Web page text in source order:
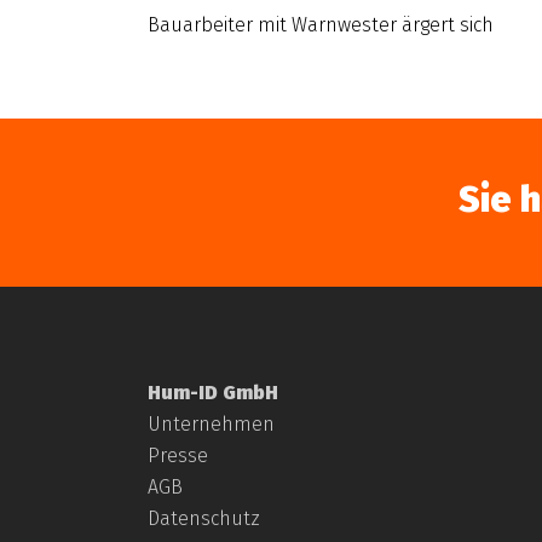
Bauarbeiter mit Warnwester ärgert sich
Sie
Hum-ID GmbH
Unternehmen
Presse
AGB
Datenschutz